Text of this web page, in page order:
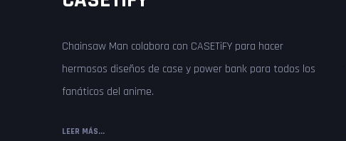
Chainsaw Man colabora con CASETiFY para hacer
hermosos diseños de case y power bank para todos los
fanáticos del anime.
LEER MÁS...